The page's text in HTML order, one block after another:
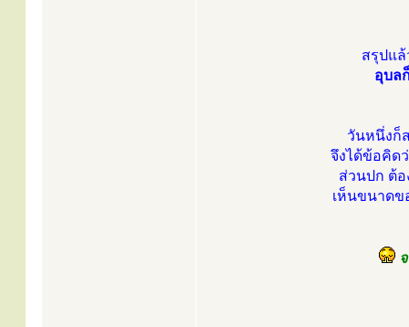
สรุปแ
อุบล
วันหนึ่งก็
จึงได้ข้อคิด
ส่วนปก ต้อ
เห็นขนาดข